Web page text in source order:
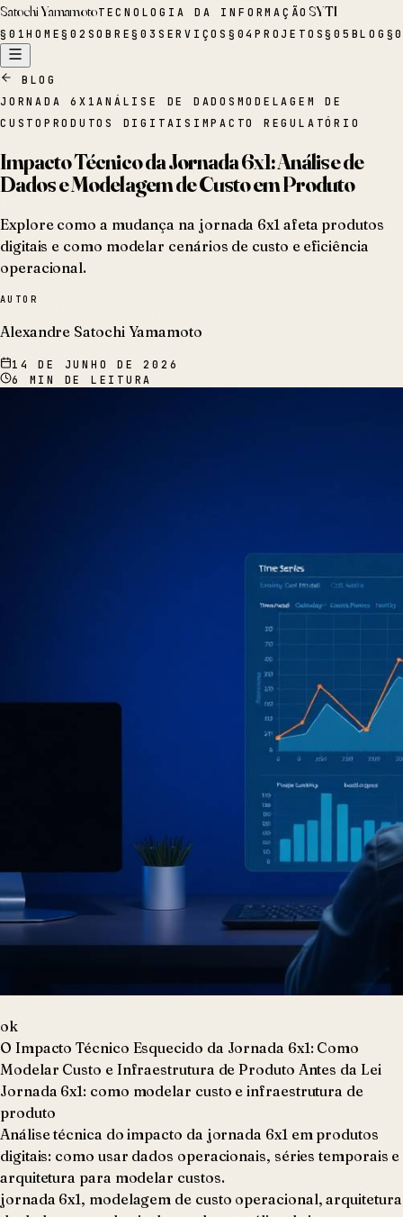
Satochi YamamotoTECNOLOGIA DA INFORMAÇÃOSYTI
§ 01HOME§02 SOBRE§03 SERVIÇOS § 04PROJETOS§05 BLOG §
BLOG
JORNADA 6X1ANÁLISE DE DADOS MODELAGEM DE
CUSTO PRODUTOS DIGITAIS IMPACTO REGULATÓRIO
Impacto Técnico da Jornada 6x1: Análise de
Dados e Modelagem de Custo em Produto
Explore como a mudança na jornada 6x1 afeta produtos
digitais e como modelar cenários de custo e eficiência
operacional.
AUTOR
Alexandre Satochi Yamamoto
14 DE JUNHO DE 2026
6
MIN DE LEITURA
ok
O Impacto Técnico Esquecido da Jornada 6x1: Como
Modelar Custo e Infraestrutura de Produto Antes da Lei
Jornada 6x1: como modelar custo e infraestrutura de
produto
Análise técnica do impacto da jornada 6x1 em produtos
digitais: como usar dados operacionais, séries temporais e
arquitetura para modelar custos.
jornada 6x1, modelagem de custo operacional, arquitetura